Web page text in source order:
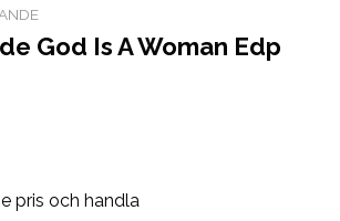
God Is A Woman Edp
pris och handla